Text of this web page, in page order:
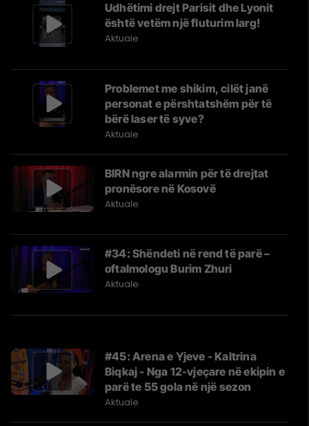
Udhëtimi drejt Parisit dhe Lyonit
është vetëm një fluturim larg!
Aktuale
Problemet me shikim, cilët janë
personat e përshtatshëm për të
bërë laser të syve?
Aktuale
BIRN ngre alarmin për të drejtat
pronësore në Kosovë
Aktuale
#34: Shëndeti në rend të parë –
oftalmologu Burim Zhuri
Aktuale
#45: Arena e Yjeve - Kaltrina
Biqkaj - Nga 12-vjeçare në ekipin e
parë te 55 gola në një sezon
Aktuale